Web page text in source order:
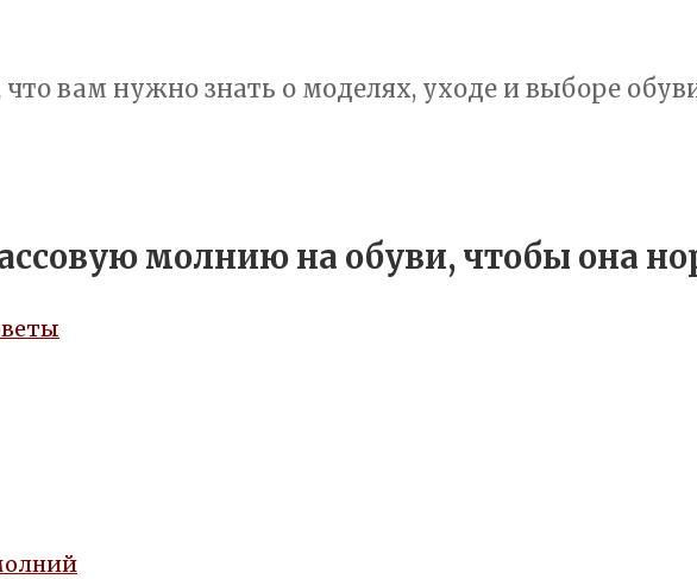
что вам нужно знать о моделях, уходе и выборе
молнию на обуви, чтобы она